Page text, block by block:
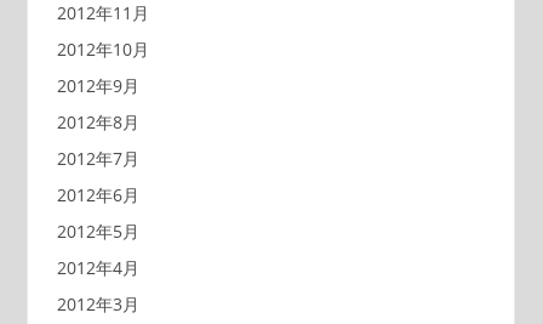
2012年11月
2012年10月
2012年9月
2012年8月
2012年7月
2012年6月
2012年5月
2012年4月
2012年3月